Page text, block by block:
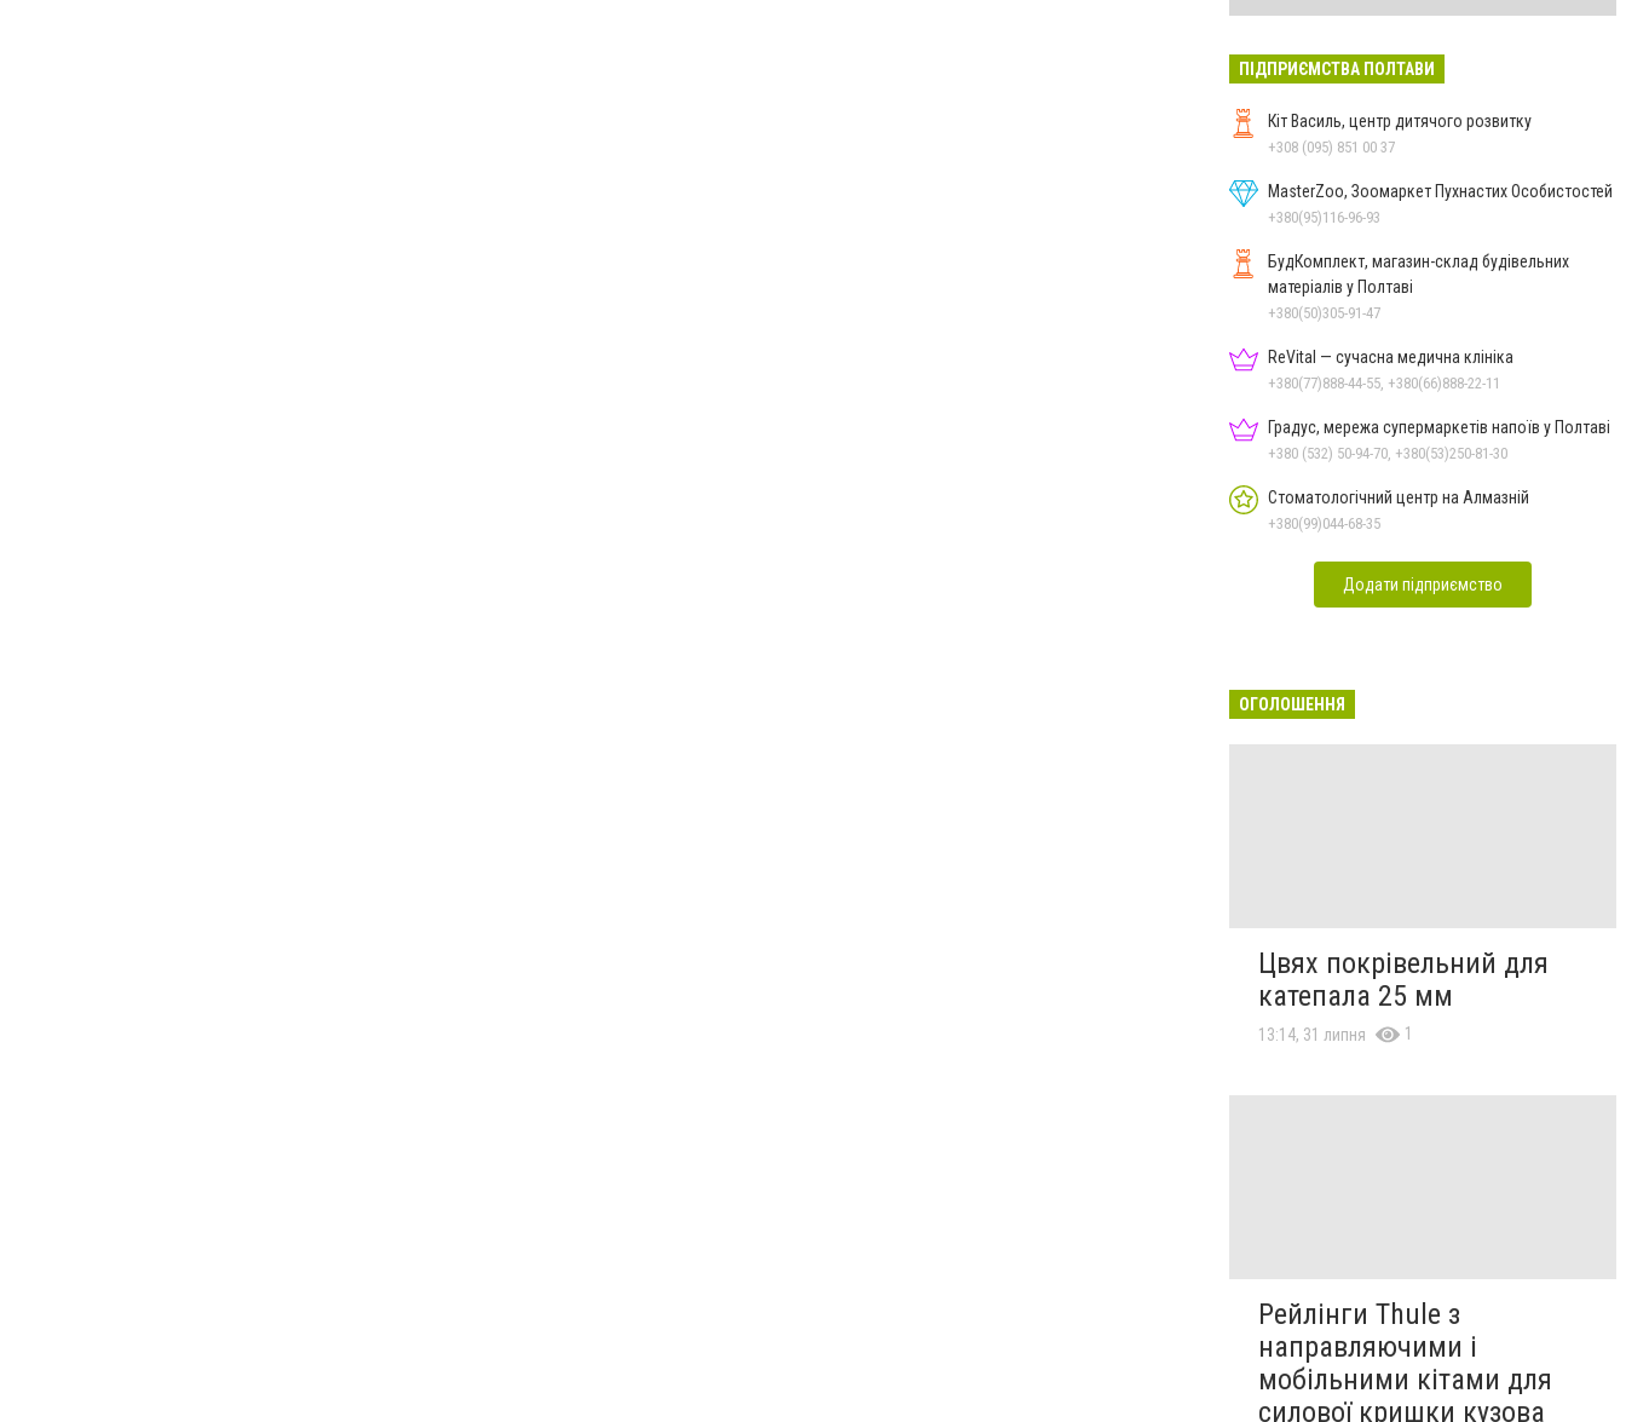
ПІДПРИЄМСТВА ПОЛТАВИ
Кіт Василь, центр дитячого розвитку
+308 (095) 851 00 37
MasterZoo, Зоомаркет Пухнастих Особистостей
+380(95)116-96-93
БудКомплект, магазин-склад будівельних
матеріалів у Полтаві
+380(50)305-91-47
ReVital — сучасна медична клініка
+380(77)888-44-55, +380(66)888-22-11
Градус, мережа супермаркетів напоїв у Полтаві
+380 (532) 50-94-70, +380(53)250-81-30
Стоматологічний центр на Алмазній
+380(99)044-68-35
Додати підприємство
ОГОЛОШЕННЯ
Цвях покрівельний для
катепала 25 мм
13:14, 31 липня 1
Рейлінги Thule з
направляючими і
мобільними кітами для
силової кришки кузова